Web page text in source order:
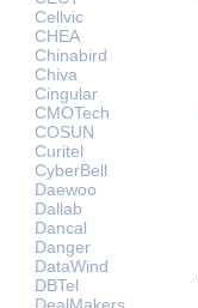
Cellvic
CHEA
Chinabird
Chiva
Cingular
CMOTech
COSUN
Curitel
CyberBell
Daewoo
Dallab
Dancal
Danger
DataWind
DBTel